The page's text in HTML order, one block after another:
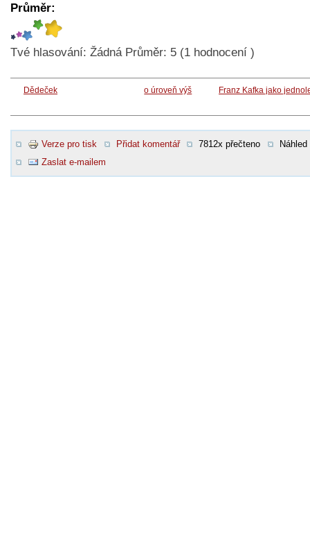
Průměr:
Tvé hlasování: Žádná Průměr: 5 (1 hodnocení )
Dědeček o úroveň výš Franz Kafka jako
Verze pro tisk Přidat komentář 7812x přečteno
Náhled
Zaslat e-mailem